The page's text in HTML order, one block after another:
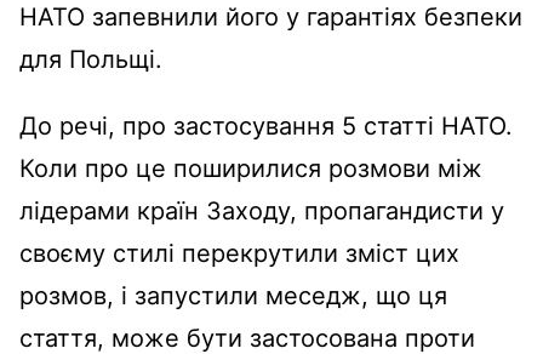
НАТО запевнили його у гарантіях безпеки
для Польщі.
До речі, про застосування 5 статті НАТО.
Коли про це поширилися розмови між
лідерами країн Заходу, пропагандисти у
своєму стилі перекрутили зміст цих
розмов, і запустили меседж, що ця
стаття, може бути застосована проти